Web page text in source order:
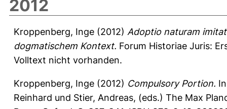
2012
Kroppenberg, Inge (2012) Adoptio naturam
dogmatischem Kontext. Forum Historiae Juris:
Volltext nicht vorhanden.
Kroppenberg, Inge (2012) Compulsory Portion.
Reinhard und Stier, Andreas, (eds.) The Max